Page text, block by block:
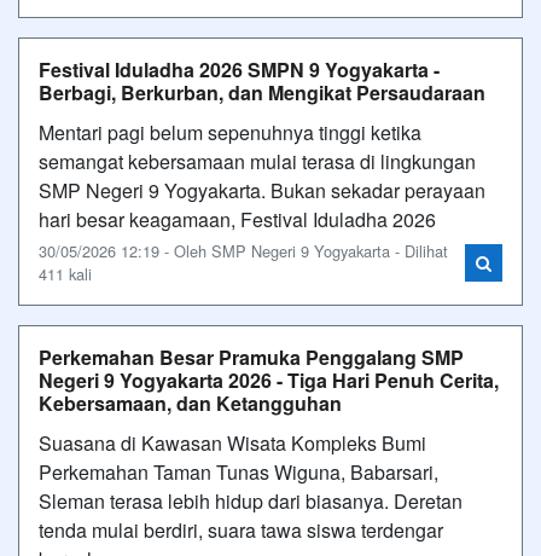
Festival Iduladha 2026 SMPN 9 Yogyakarta -
Berbagi, Berkurban, dan Mengikat Persaudaraan
Mentari pagi belum sepenuhnya tinggi ketika
semangat kebersamaan mulai terasa di lingkungan
SMP Negeri 9 Yogyakarta. Bukan sekadar perayaan
hari besar keagamaan, Festival Iduladha 2026
30/05/2026 12:19 - Oleh SMP Negeri 9 Yogyakarta - Dilihat
411 kali
Perkemahan Besar Pramuka Penggalang SMP
Negeri 9 Yogyakarta 2026 - Tiga Hari Penuh Cerita,
Kebersamaan, dan Ketangguhan
Suasana di Kawasan Wisata Kompleks Bumi
Perkemahan Taman Tunas Wiguna, Babarsari,
Sleman terasa lebih hidup dari biasanya. Deretan
tenda mulai berdiri, suara tawa siswa terdengar